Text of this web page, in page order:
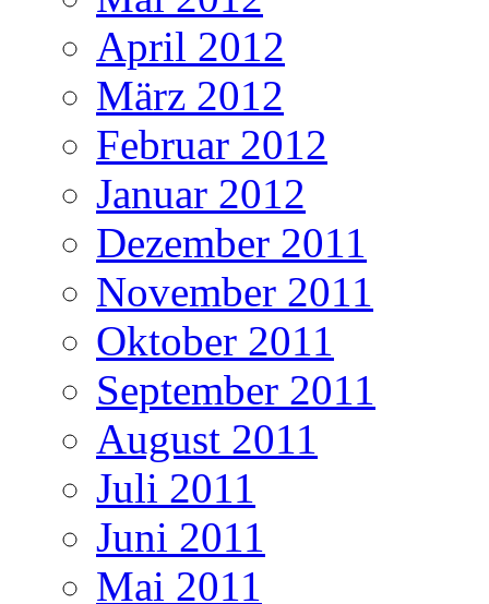
April 2012
März 2012
Februar 2012
Januar 2012
Dezember 2011
November 2011
Oktober 2011
September 2011
August 2011
Juli 2011
Juni 2011
Mai 2011